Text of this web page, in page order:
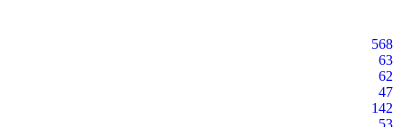
568
63
62
47
142
53